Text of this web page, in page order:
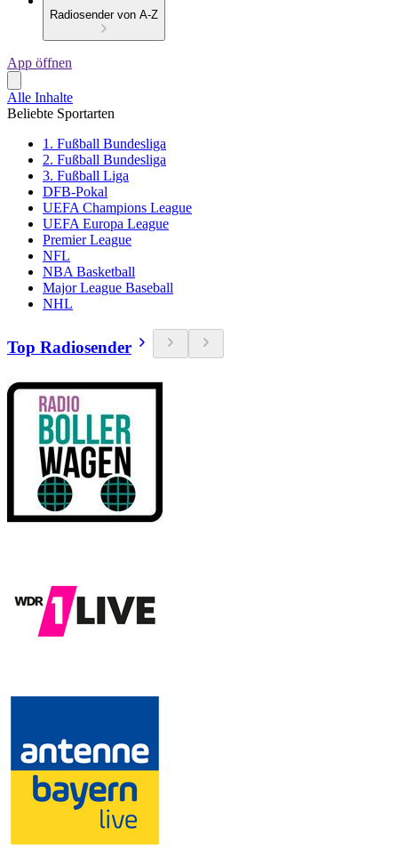
Radiosender von A-Z
App öffnen
Alle Inhalte
Beliebte Sportarten
1. Fußball Bundesliga
2. Fußball Bundesliga
3. Fußball Liga
DFB-Pokal
UEFA Champions League
UEFA Europa League
Premier League
NFL
NBA Basketball
Major League Baseball
NHL
Top Radiosender